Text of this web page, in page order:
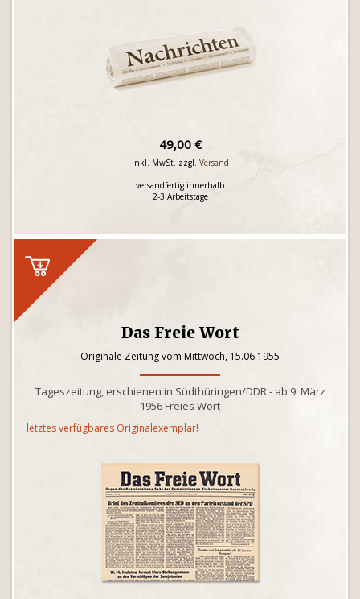
49,00 €
inkl. MwSt. zzgl. Versand
versandfertig innerhalb
2-3 Arbeitstage
Das Freie Wort
Originale Zeitung vom Mittwoch, 15.06.1955
Tageszeitung, erschienen in Südthüringen/DDR - ab 9. März
1956 Freies Wort
letztes verfügbares Originalexemplar!